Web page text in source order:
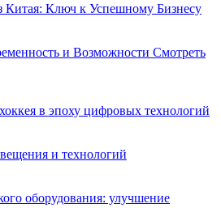
Китая: Ключ к Успешному Бизнесу
и Возможности Смотреть
в эпоху цифровых технологий
и технологий
оборудования: улучшение